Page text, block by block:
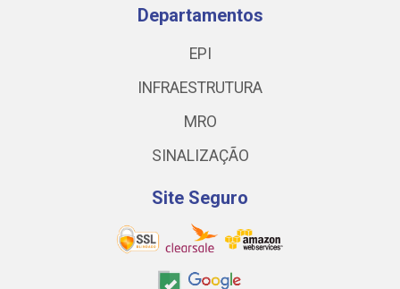
Departamentos
EPI
INFRAESTRUTURA
MRO
SINALIZAÇÃO
Site Seguro